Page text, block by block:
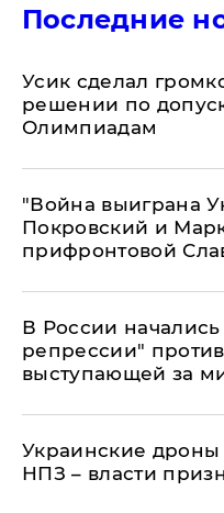
Последние
Усик сделал
решении по
Олимпиадам
"Война выиграна
Покровский и
прифронтовой
В России
репрессии"
выступающей за
Украинские
НПЗ – власти